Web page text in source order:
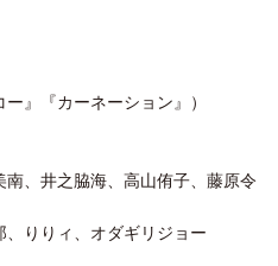
』『カーネーション』）
、井之脇海、高山侑子、藤原令
りりィ、オダギリジョー